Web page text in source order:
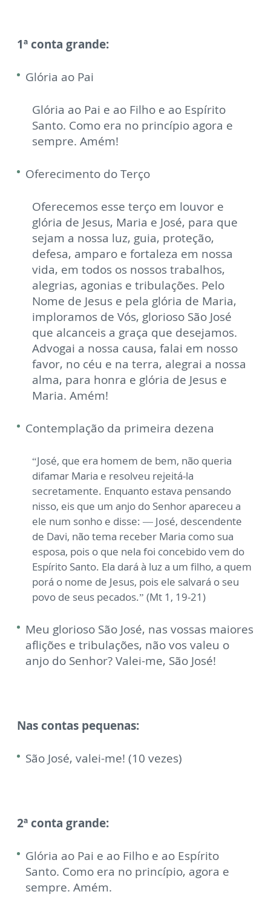
1ª conta grande:
Glória ao Pai
Glória ao Pai e ao Filho e ao Espírito
Santo. Como era no princípio agora e
sempre. Amém!
Oferecimento do Terço
Oferecemos esse terço em louvor e
glória de Jesus, Maria e José, para que
sejam a nossa luz, guia, proteção,
defesa, amparo e fortaleza em nossa
vida, em todos os nossos trabalhos,
alegrias, agonias e tribulações. Pelo
Nome de Jesus e pela glória de Maria,
imploramos de Vós, glorioso São José
que alcanceis a graça que desejamos.
Advogai a nossa causa, falai em nosso
favor, no céu e na terra, alegrai a nossa
alma, para honra e glória de Jesus e
Maria. Amém!
Contemplação da primeira dezena
“José, que era homem de bem, não queria
difamar Maria e resolveu rejeitá-la
secretamente. Enquanto estava pensando
nisso, eis que um anjo do Senhor apareceu a
ele num sonho e disse: — José, descendente
de Davi, não tema receber Maria como sua
esposa, pois o que nela foi concebido vem do
Espírito Santo. Ela dará à luz a um filho, a quem
porá o nome de Jesus, pois ele salvará o seu
povo de seus pecados.” (Mt 1, 19-21)
Meu glorioso São José, nas vossas maiores
aflições e tribulações, não vos valeu o
anjo do Senhor? Valei-me, São José!
Nas contas pequenas:
São José, valei-me! (10 vezes)
2ª conta grande:
Glória ao Pai e ao Filho e ao Espírito
Santo. Como era no princípio, agora e
sempre. Amém.